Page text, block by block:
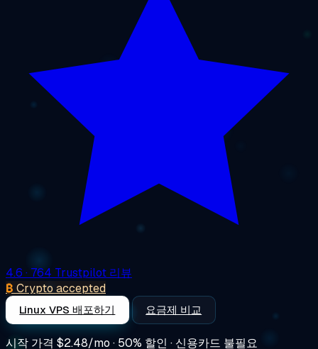
4.6 · 764 Trustpilot 리뷰
₿ Crypto accepted
Linux VPS 배포하기 요금제 비교
시작 가격 $2.48/mo · 50% 할인 · 신용카드 불필요